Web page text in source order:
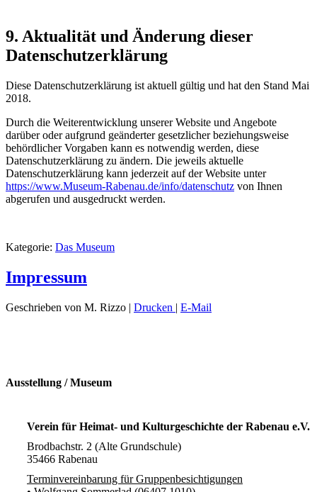
9. Aktualität und Änderung dieser
Datenschutzerklärung
Diese Datenschutzerklärung ist aktuell gültig und hat den Stand Mai
2018.
Durch die Weiterentwicklung unserer Website und Angebote
darüber oder aufgrund geänderter gesetzlicher beziehungsweise
behördlicher Vorgaben kann es notwendig werden, diese
Datenschutzerklärung zu ändern. Die jeweils aktuelle
Datenschutzerklärung kann jederzeit auf der Website unter
https://www.Museum-Rabenau.de/info/datenschutz von Ihnen
abgerufen und ausgedruckt werden.
Kategorie: Das Museum
Impressum
Geschrieben von M. Rizzo | Drucken | E-Mail
Ausstellung / Museum
Verein für Heimat- und Kulturgeschichte der Rabenau e.V.
Brodbachstr. 2 (Alte Grundschule)
35466 Rabenau
Terminvereinbarung für Gruppenbesichtigungen